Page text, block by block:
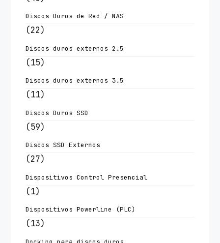
Discos Duros de Red / NAS
(22)
Discos duros externos 2.5
(15)
Discos duros externos 3.5
(11)
Discos Duros SSD
(59)
Discos SSD Externos
(27)
Dispositivos Control Presencial
(1)
Dispositivos Powerline (PLC)
(13)